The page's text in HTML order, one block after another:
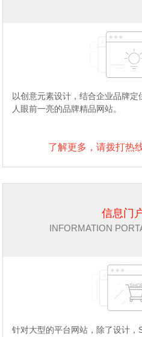
以创意元素设计，结合企业品牌
人眼前一亮的品牌精品网站。
了解更多，请拨打热
信息门
INFORMATION
针对大型的平台网站，除了设计，